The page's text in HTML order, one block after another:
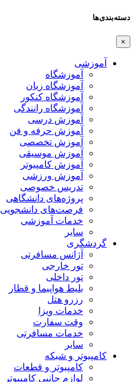
دسته‌بندی‌ها
×
آموزشی
آموزشگاه
آموزشگاه زبان
آموزشگاه کنکور
آموزشگاه رانندگی
آموزش درسی
آموزش حرفه و فن
آموزش تخصصی
آموزش موسیقی
آموزش کامپیوتر
آموزش ورزشی
تدریس خصوصی
پروژه‌های دانشگاهی
فرصت‌های دانشجویی
خدمات آموزشی
سایر
گردشگری
آژانس مسافرتی
تور خارجی
تور داخلی
بلیط هواپیما و قطار
رزرو هتل
خدمات ویزا
وقت سفارت
خدمات مسافرتی
سایر
کامپیوتر و شبکه
کامپیوتر و قطعات
لوازم جانبی کامپیوتر